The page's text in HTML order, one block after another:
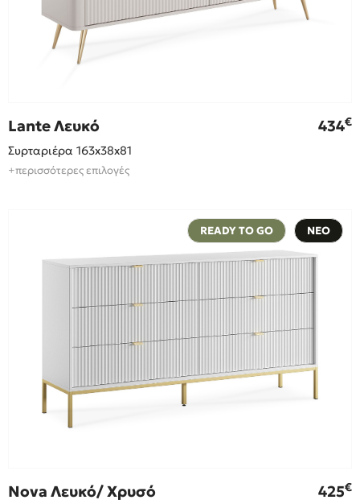
Lante Λευκό 434€
Συρταριέρα 163x38x81
+περισσότερες επιλογές
READY TO GO ΝΕΟ
Nova Λευκό/ Χρυσό 425€